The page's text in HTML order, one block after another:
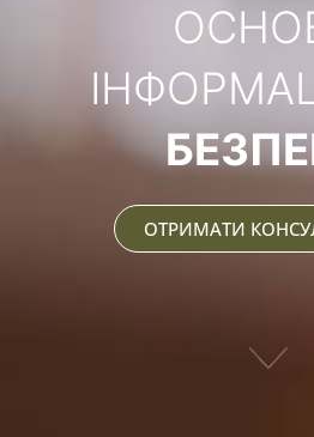
ОТРИМАТИ